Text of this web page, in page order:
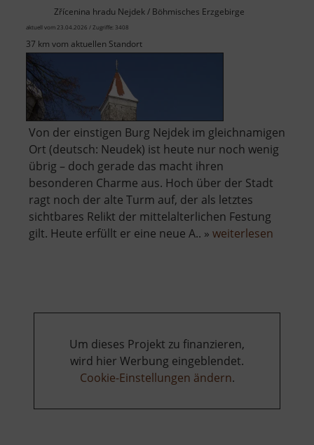
Zřícenina hradu Nejdek / Böhmisches Erzgebirge
aktuell vom 23.04.2026 / Zugriffe: 3408
37 km vom aktuellen Standort
Von der einstigen Burg Nejdek im gleichnamigen
Ort (deutsch: Neudek) ist heute nur noch wenig
übrig – doch gerade das macht ihren
besonderen Charme aus. Hoch über der Stadt
ragt noch der alte Turm auf, der als letztes
sichtbares Relikt der mittelalterlichen Festung
gilt. Heute erfüllt er eine neue A.. » weiterlesen
Um dieses Projekt zu finanzieren,
wird hier Werbung eingeblendet.
Cookie-Einstellungen ändern.